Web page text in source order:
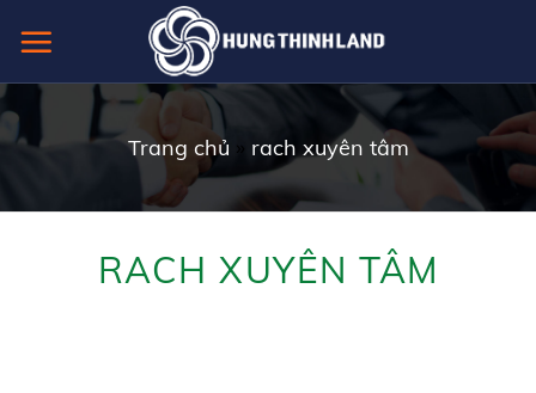
Trang chủ » rach xuyên tâm
RACH XUYÊN TÂM